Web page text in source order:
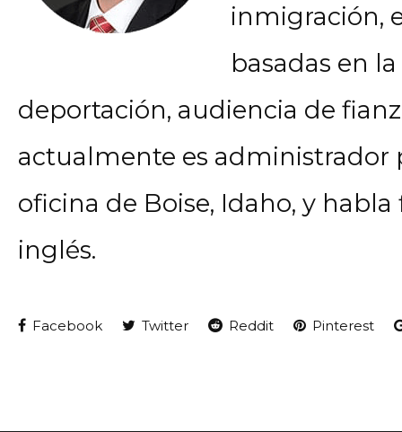
inmigración,
basadas en
deportación, audiencia de
actualmente es administrador
oficina de Boise, Idaho, y
inglés.
Facebook Twitter Reddit Pinterest